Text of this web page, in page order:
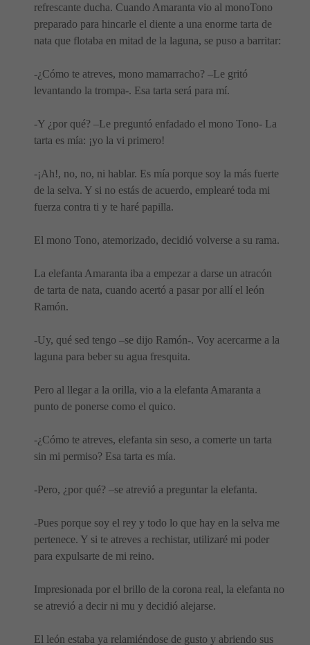
refrescante ducha. Cuando Amaranta vio al monoTono
preparado para hincarle el diente a una enorme tarta de
nata que flotaba en mitad de la laguna, se puso a barritar:
-¿Cómo te atreves, mono mamarracho? –Le gritó
levantando la trompa-. Esa tarta será para mí.
-Y ¿por qué? –Le preguntó enfadado el mono Tono- La
tarta es mía: ¡yo la vi primero!
-¡Ah!, no, no, ni hablar. Es mía porque soy la más fuerte
de la selva. Y si no estás de acuerdo, emplearé toda mi
fuerza contra ti y te haré papilla.
El mono Tono, atemorizado, decidió volverse a su rama.
La elefanta Amaranta iba a empezar a darse un atracón
de tarta de nata, cuando acertó a pasar por allí el león
Ramón.
-Uy, qué sed tengo –se dijo Ramón-. Voy acercarme a la
laguna para beber su agua fresquita.
Pero al llegar a la orilla, vio a la elefanta Amaranta a
punto de ponerse como el quico.
-¿Cómo te atreves, elefanta sin seso, a comerte un tarta
sin mi permiso? Esa tarta es mía.
-Pero, ¿por qué? –se atrevió a preguntar la elefanta.
-Pues porque soy el rey y todo lo que hay en la selva me
pertenece. Y si te atreves a rechistar, utilizaré mi poder
para expulsarte de mi reino.
Impresionada por el brillo de la corona real, la elefanta no
se atrevió a decir ni mu y decidió alejarse.
El león estaba ya relamiéndose de gusto y abriendo sus